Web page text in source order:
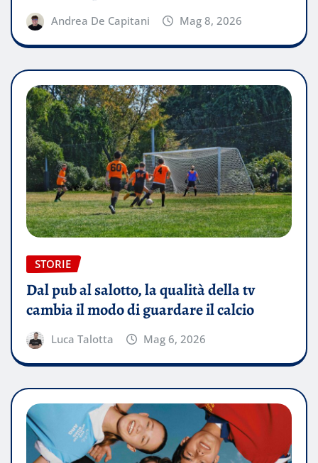
Andrea De Capitani Mag 8, 2026
STORIE
Dal pub al salotto, la qualità della tv
cambia il modo di guardare il calcio
Luca Talotta Mag 6, 2026